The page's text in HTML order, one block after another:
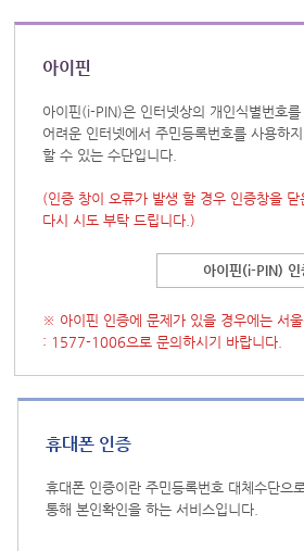
아이핀
아이핀(i-PIN)은 인터넷상의 개인식별번호를
어려운 인터넷에서 주민등록번호를 사용하
할 수 있는 수단입니다.
(인증 창이 오류가 발생 할 경우 인증창을 닫
다시 시도 부탁 드립니다.)
아이핀(i-PIN) 인
※ 아이핀 인증에 문제가 있을 경우에는 서
: 1577-1006으로 문의하시기 바랍니다.
휴대폰 인증
휴대폰 인증이란 주민등록번호 대체수단으
통해 본인확인을 하는 서비스입니다.